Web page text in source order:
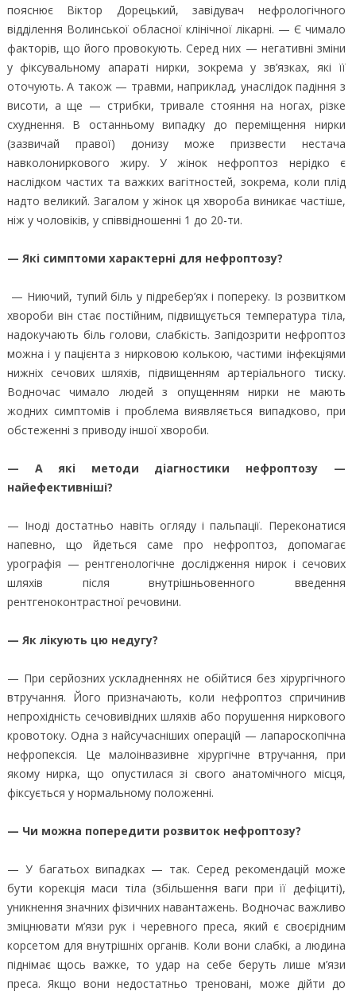
пояснює Віктор Дорецький, завідувач нефрологічного
відділення Волинської обласної клінічної лікарні. — Є чимало
факторів, що його провокують. Серед них — негативні зміни
у фіксувальному апараті нирки, зокрема у зв’язках, які її
оточують. А також — травми, наприклад, унаслідок падіння з
висоти, а ще — стрибки, тривале стояння на ногах, різке
схуднення. В останньому випадку до переміщення нирки
(зазвичай правої) донизу може призвести нестача
навколониркового жиру. У жінок нефроптоз нерідко є
наслідком частих та важких вагітностей, зокрема, коли плід
надто великий. Загалом у жінок ця хвороба виникає частіше,
ніж у чоловіків, у співвідношенні 1 до 20-ти.
— Які симптоми характерні для нефроптозу?
— Ниючий, тупий біль у підребер’ях і попереку. Із розвитком
хвороби він стає постійним, підвищується температура тіла,
надокучають біль голови, слабкість. Запідозрити нефроптоз
можна і у пацієнта з нирковою колькою, частими інфекціями
нижніх сечових шляхів, підвищенням артеріального тиску.
Водночас чимало людей з опущенням нирки не мають
жодних симптомів і проблема виявляється випадково, при
обстеженні з приводу іншої хвороби.
— А які методи діагностики нефроптозу —
найефективніші?
— Іноді достатньо навіть огляду і пальпації. Переконатися
напевно, що йдеться саме про нефроптоз, допомагає
урографія — рентгенологічне дослідження нирок і сечових
шляхів після внутрішньовенного введення
рентгеноконтрастної речовини.
— Як лікують цю недугу?
— При серйозних ускладненнях не обійтися без хірургічного
втручання. Його призначають, коли нефроптоз спричинив
непрохідність сечовивідних шляхів або порушення ниркового
кровотоку. Одна з найсучасніших операцій — лапароскопічна
нефропексія. Це малоінвазивне хірургічне втручання, при
якому нирка, що опустилася зі свого анатомічного місця,
фіксується у нормальному положенні.
— Чи можна попередити розвиток нефроптозу?
— У багатьох випадках — так. Серед рекомендацій може
бути корекція маси тіла (збільшення ваги при її дефіциті),
уникнення значних фізичних навантажень. Водночас важливо
зміцнювати м’язи рук і черевного преса, який є своєрідним
корсетом для внутрішніх органів. Коли вони слабкі, а людина
піднімає щось важке, то удар на себе беруть лише м’язи
преса. Якщо вони недостатньо треновані, може дійти до